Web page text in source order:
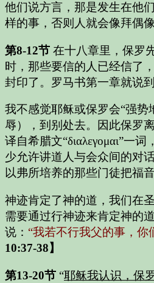
他们说方言，那是发生在他
样的事，否则人就会像拜偶
第8-12节 在十八章里，保罗
时，那些要信的人已经信了
封印了。罗马书第一章就说
我不感觉耶稣或保罗会“强
辱），到别处去。因此保罗
译自希腊文“διαλεγομαι”一
少允许讲道人与会众间的对
以弗所培养的那些门徒把福
神迹肯定了神的道，我们在
需要通过行神迹来肯定神的
说： “我若不行我父的事，
10:37-38】
第13-20节 “耶稣我认识，保